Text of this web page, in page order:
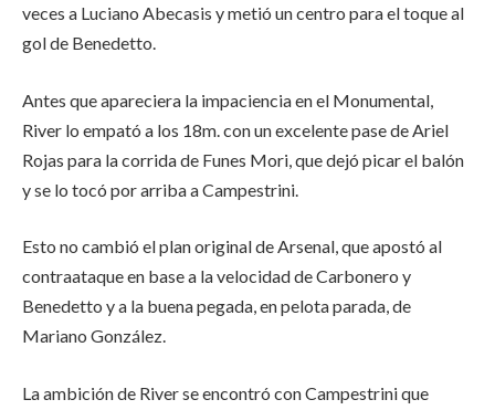
veces a Luciano Abecasis y metió un centro para el toque al
gol de Benedetto.
Antes que apareciera la impaciencia en el Monumental,
River lo empató a los 18m. con un excelente pase de Ariel
Rojas para la corrida de Funes Mori, que dejó picar el balón
y se lo tocó por arriba a Campestrini.
Esto no cambió el plan original de Arsenal, que apostó al
contraataque en base a la velocidad de Carbonero y
Benedetto y a la buena pegada, en pelota parada, de
Mariano González.
La ambición de River se encontró con Campestrini que